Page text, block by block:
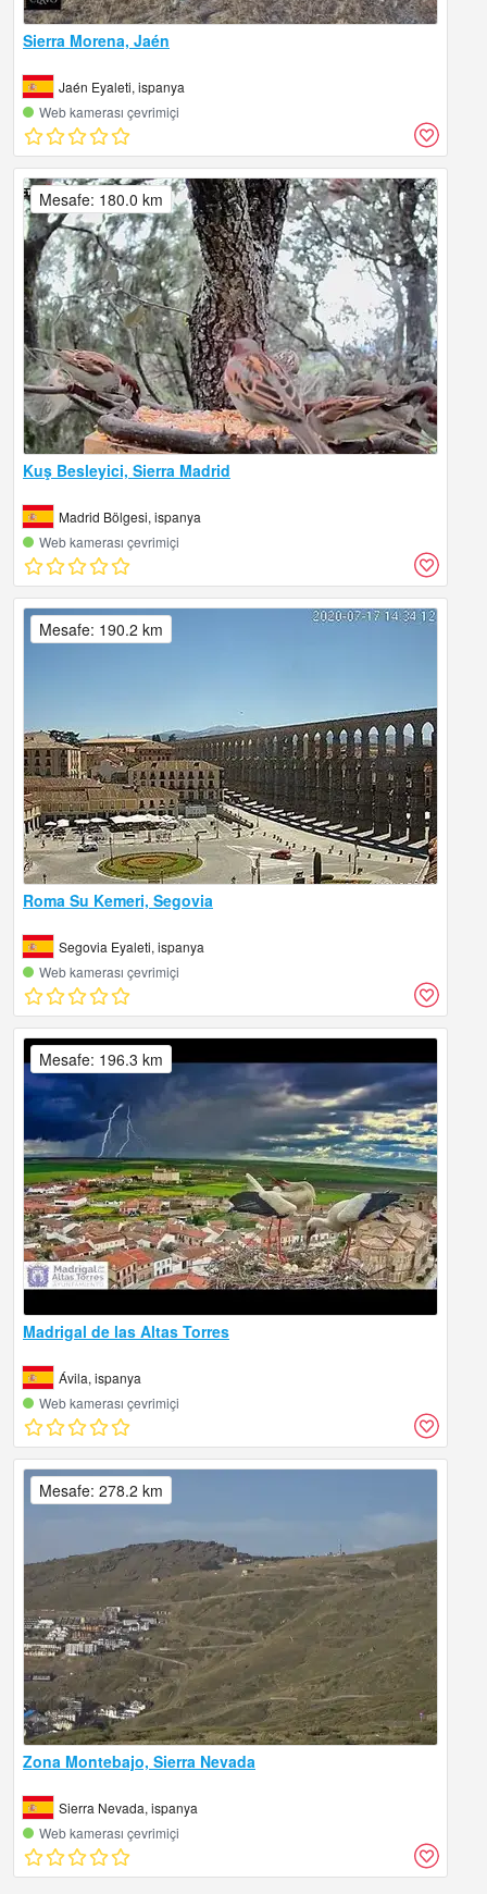
Sierra Morena, Jaén
Jaén Eyaleti, ispanya
Web kamerası çevrimiçi
Kuş Besleyici, Sierra Madrid
Madrid Bölgesi, ispanya
Web kamerası çevrimiçi
Mesafe: 180.0 km
Roma Su Kemeri, Segovia
Segovia Eyaleti, ispanya
Web kamerası çevrimiçi
Mesafe: 190.2 km
Madrigal de las Altas Torres
Ávila, ispanya
Web kamerası çevrimiçi
Mesafe: 196.3 km
Zona Montebajo, Sierra Nevada
Sierra Nevada, ispanya
Web kamerası çevrimiçi
Mesafe: 278.2 km